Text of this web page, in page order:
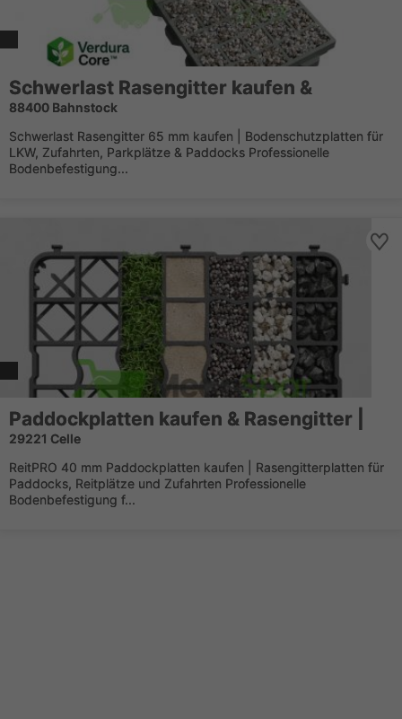
Schwerlast Rasengitter kaufen &
88400 Bahnstock
Schwerlast Rasengitter 65 mm kaufen | Bodenschutzplatten für
LKW, Zufahrten, Parkplätze & Paddocks Professionelle
Bodenbefestigung...
Paddockplatten kaufen & Rasengitter |
29221 Celle
ReitPRO 40 mm Paddockplatten kaufen | Rasengitterplatten für
Paddocks, Reitplätze und Zufahrten Professionelle
Bodenbefestigung f...